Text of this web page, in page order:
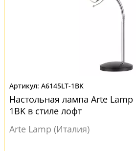
A6145LT-1BK
Настольная лампа Arte Lamp
1BK в стиле лофт
Arte Lamp (Италия)